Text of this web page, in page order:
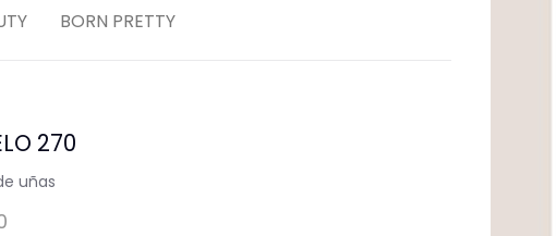
Complementos para Mesa
BORN PRETTY
270
uñas